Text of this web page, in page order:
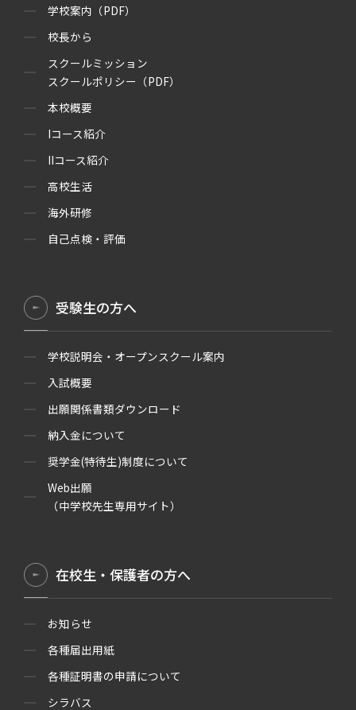
学校案内（PDF）
校長から
スクールミッション
スクールポリシー（PDF）
本校概要
Iコース紹介
IIコース紹介
高校生活
海外研修
自己点検・評価
受験生の方へ
学校説明会・オープンスクール案内
入試概要
出願関係書類ダウンロード
納入金について
奨学金(特待生)制度について
Web出願
（中学校先生専用サイト）
在校生・保護者の方へ
お知らせ
各種届出用紙
各種証明書の申請について
シラバス